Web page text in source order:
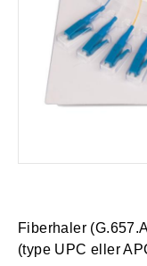
Fiberhaler
(type UPC eller